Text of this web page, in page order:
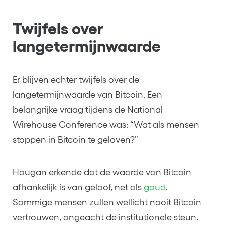
Twijfels over
langetermijnwaarde
Er blijven echter twijfels over de
langetermijnwaarde van Bitcoin. Een
belangrijke vraag tijdens de National
Wirehouse Conference was: “Wat als mensen
stoppen in Bitcoin te geloven?”
Hougan erkende dat de waarde van Bitcoin
afhankelijk is van geloof, net als goud.
Sommige mensen zullen wellicht nooit Bitcoin
vertrouwen, ongeacht de institutionele steun.